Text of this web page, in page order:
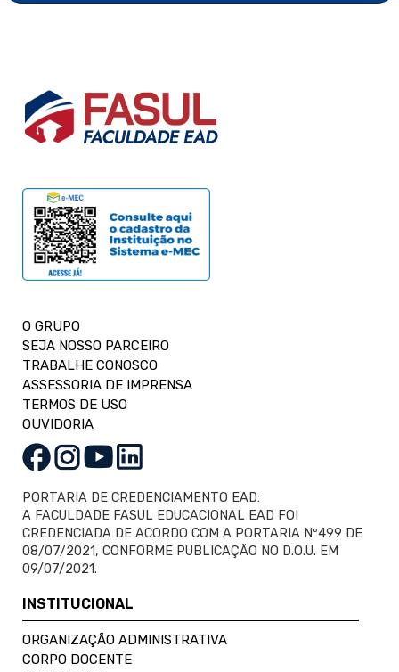
O GRUPO
SEJA NOSSO PARCEIRO
TRABALHE CONOSCO
ASSESSORIA DE IMPRENSA
TERMOS DE USO
OUVIDORIA
PORTARIA DE CREDENCIAMENTO EAD:
A FACULDADE FASUL EDUCACIONAL EAD FOI
CREDENCIADA DE ACORDO COM A PORTARIA Nº499 DE
08/07/2021, CONFORME PUBLICAÇÃO NO D.O.U. EM
09/07/2021.
INSTITUCIONAL
ORGANIZAÇÃO ADMINISTRATIVA
CORPO DOCENTE